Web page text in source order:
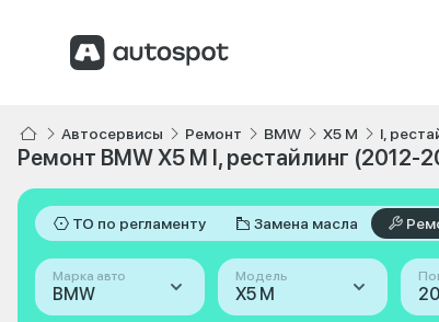
Автосервисы Ремонт BMW X5 M I,
Ремонт BMW X5 M I, рестайлинг (2012-
ТО по регламенту Замена масла
Марка авто
BMW
Модель
X5 M